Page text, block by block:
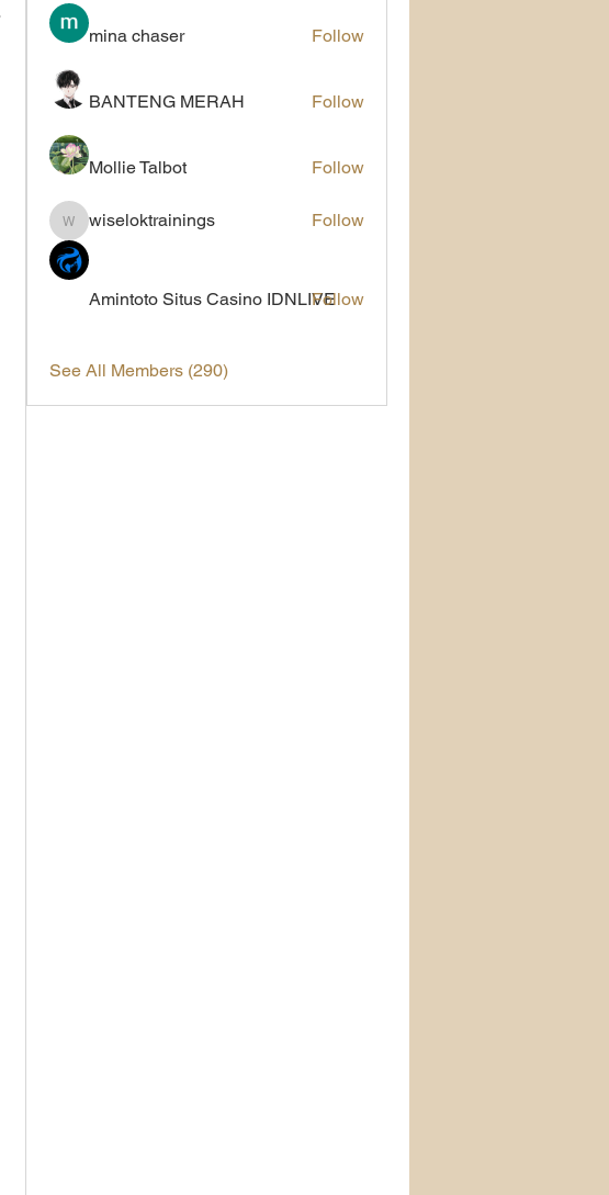
mina chaser Follow
BANTENG MERAH Follow
Mollie Talbot Follow
wiseloktrainings
wiseloktrainings Follow
Amintoto Situs Casino IDNLIVEFollow
See All Members (290)